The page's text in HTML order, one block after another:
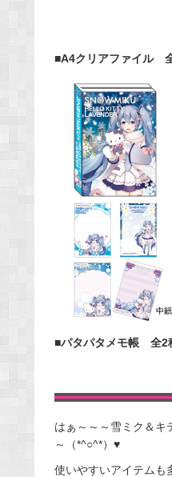
■A4クリアファイル
■パタパタメモ帳 全2
はぁ～～～雪ミク＆キ
～（*^○^*）♥
使いやすいアイテムも